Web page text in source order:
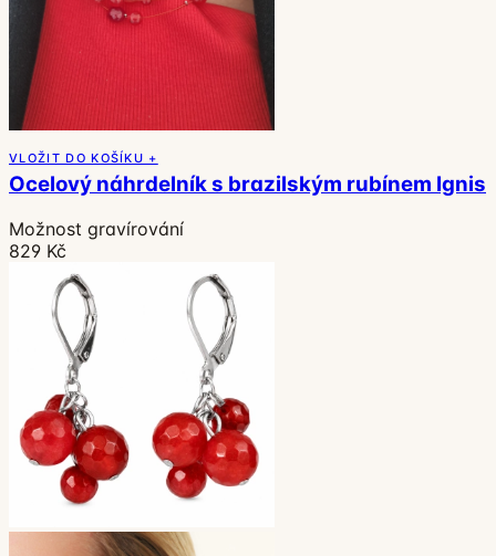
VLOŽIT DO KOŠÍKU +
Ocelový náhrdelník s brazilským rubínem Ignis
Možnost gravírování
829 Kč